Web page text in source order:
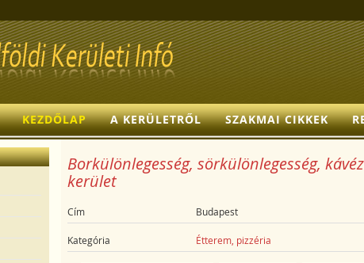
KEZDŐLAP A KERÜLETRŐL SZAKMAI CIKKEK
Borkülönlegesség, sörkülönlegesség,
kerület
Cím Budapest
Kategória Étterem, pizzéria